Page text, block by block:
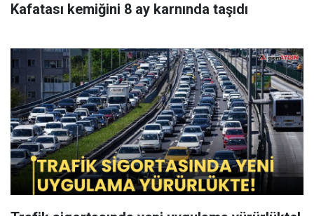
Kafatası kemiğini 8 ay karnında taşıdı